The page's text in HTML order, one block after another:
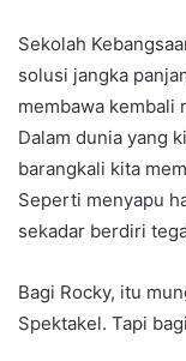
Sekolah
solusi jangka
membawa kembali
Dalam dunia yang
barangkali kita
Seperti menyapu
sekadar berdiri
Bagi Rocky, itu
Spektakel. Tapi